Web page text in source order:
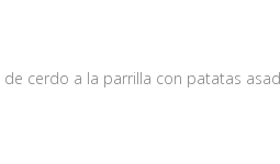
cerdo a la parrilla con patatas